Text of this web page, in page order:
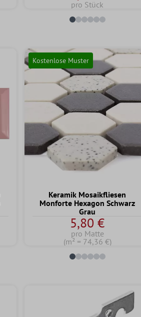
pro Stück
Kostenlose Muster
Keramik Mosaikfliesen
Monforte Hexagon Schwarz
Grau
5,80 €
pro Matte
(m² = 74,36 €)